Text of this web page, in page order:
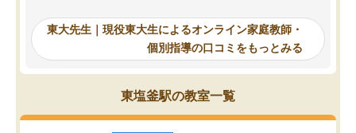
れるので、親としても安心です。毎日
使える自習室とかもあり、わからない
ところがあれば先生が回答してくれる
のも重宝しています。
自習室が毎日使えていつ
るのが心強かったよう
謝です。
東大先生｜現役東大生によるオンライン家庭教師・
個別指導の口コミをもっとみる
東塩釜駅の教室一覧